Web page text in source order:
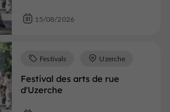
15/08/2026
Festival des arts de rue
d'Uzerche
Festivals Uzerche